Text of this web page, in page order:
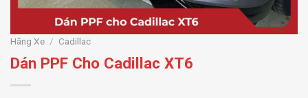
Hãng Xe / Cadillac
Dán PPF Cho Cadillac XT6